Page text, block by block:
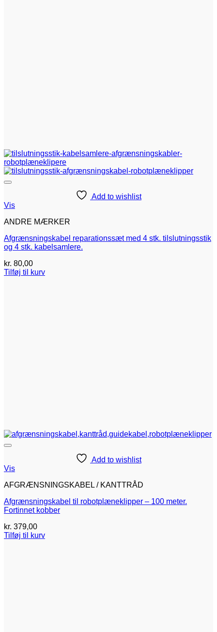
Add to wishlist
Vis
ANDRE MÆRKER
Afgrænsningskabel reparationssæt med 4 stk. tilslutningsstik
og 4 stk. kabelsamlere.
kr. 80,00
Tilføj til kurv
Add to wishlist
Vis
AFGRÆNSNINGSKABEL / KANTTRÅD
Afgrænsningskabel til robotplæneklipper – 100 meter.
Fortinnet kobber
kr. 379,00
Tilføj til kurv